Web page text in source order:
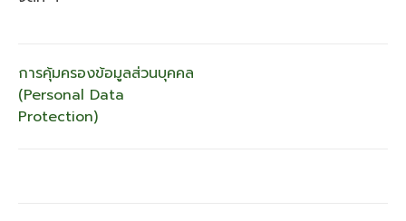
แนะแนว
เรื่อง
การคุ้มครองข้อมูลส่วนบุคคล
(Personal Data
Protection)